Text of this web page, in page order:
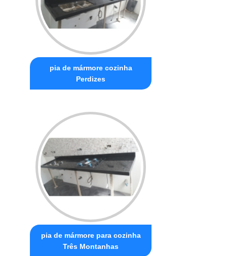
pia de mármore cozinha
Perdizes
pia de mármore para cozinha
Três Montanhas